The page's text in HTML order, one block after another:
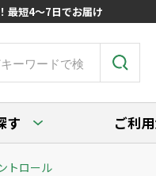
最短4～7日でお届け
す ご利
トロール